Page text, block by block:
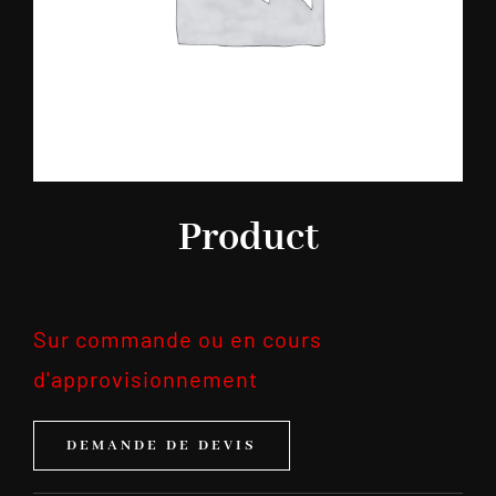
Product
Sur commande ou en cours
d'approvisionnement
DEMANDE DE DEVIS